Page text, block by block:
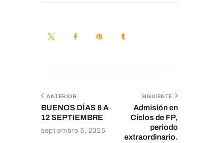
ANTERIOR
BUENOS DÍAS 8 A
12 SEPTIEMBRE
septiembre 5, 2025
SIGUIENTE
Admisión en
Ciclos de FP,
periodo
extraordinario.